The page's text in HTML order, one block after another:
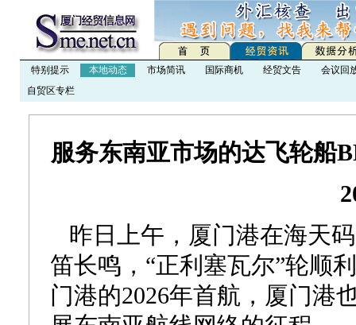
特别提示 本地动态 市场简讯 国际商机 经贸文告
会议回
自贸区专栏
服务东南亚市场的达飞轮船
昨日上午，厦门港在海天
笛长鸣，“正利塞瓦尔”轮顺
门港的2026年首航，厦门港